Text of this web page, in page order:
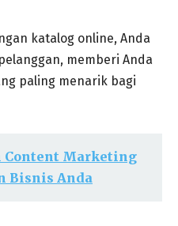
katalog online, Anda
memberi Anda
paling menarik bagi
Content Marketing
Bisnis Anda